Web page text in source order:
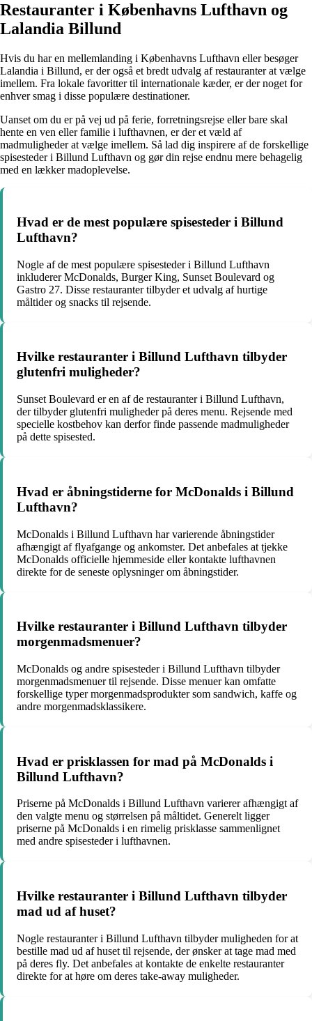
Restauranter i Københavns Lufthavn og
Lalandia Billund
Hvis du har en mellemlanding i Københavns Lufthavn eller besøger
Lalandia i Billund, er der også et bredt udvalg af restauranter at vælge
imellem. Fra lokale favoritter til internationale kæder, er der noget for
enhver smag i disse populære destinationer.
Uanset om du er på vej ud på ferie, forretningsrejse eller bare skal
hente en ven eller familie i lufthavnen, er der et væld af
madmuligheder at vælge imellem. Så lad dig inspirere af de forskellige
spisesteder i Billund Lufthavn og gør din rejse endnu mere behagelig
med en lækker madoplevelse.
Hvad er de mest populære spisesteder i Billund
Lufthavn?
Nogle af de mest populære spisesteder i Billund Lufthavn
inkluderer McDonalds, Burger King, Sunset Boulevard og
Gastro 27. Disse restauranter tilbyder et udvalg af hurtige
måltider og snacks til rejsende.
Hvilke restauranter i Billund Lufthavn tilbyder
glutenfri muligheder?
Sunset Boulevard er en af de restauranter i Billund Lufthavn,
der tilbyder glutenfri muligheder på deres menu. Rejsende med
specielle kostbehov kan derfor finde passende madmuligheder
på dette spisested.
Hvad er åbningstiderne for McDonalds i Billund
Lufthavn?
McDonalds i Billund Lufthavn har varierende åbningstider
afhængigt af flyafgange og ankomster. Det anbefales at tjekke
McDonalds officielle hjemmeside eller kontakte lufthavnen
direkte for de seneste oplysninger om åbningstider.
Hvilke restauranter i Billund Lufthavn tilbyder
morgenmadsmenuer?
McDonalds og andre spisesteder i Billund Lufthavn tilbyder
morgenmadsmenuer til rejsende. Disse menuer kan omfatte
forskellige typer morgenmadsprodukter som sandwich, kaffe og
andre morgenmadsklassikere.
Hvad er prisklassen for mad på McDonalds i
Billund Lufthavn?
Priserne på McDonalds i Billund Lufthavn varierer afhængigt af
den valgte menu og størrelsen på måltidet. Generelt ligger
priserne på McDonalds i en rimelig prisklasse sammenlignet
med andre spisesteder i lufthavnen.
Hvilke restauranter i Billund Lufthavn tilbyder
mad ud af huset?
Nogle restauranter i Billund Lufthavn tilbyder muligheden for at
bestille mad ud af huset til rejsende, der ønsker at tage mad med
på deres fly. Det anbefales at kontakte de enkelte restauranter
direkte for at høre om deres take-away muligheder.